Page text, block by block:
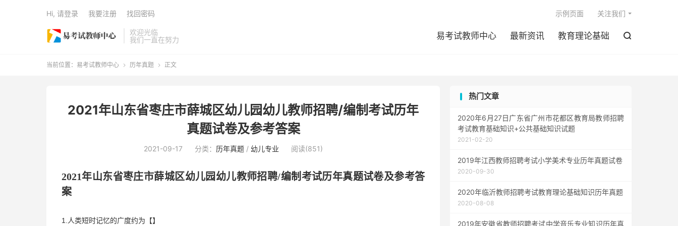
欢迎光临
我们一直在努力
易考试教师中心 最新资讯 教育理论基础 
示例页面 关注我们
Hi, 请登录 我要注册 找回密码
当前位置： 易考试教师中心  历年真题  正文
2021年山东省枣庄市薛城区幼儿园幼儿教师招聘/编制考试历年
真题试卷及参考答案
2021-09-17 分类： 历年真题/ 幼儿专业 阅读(851)
2021年山东省枣庄市薛城区幼儿园幼儿教师招聘/编制考试历年真题试卷及参考答
案
1.人类短时记忆的广度约为【】
热门文章
2020年6月27日广东省广州市花都区教育局教师招聘
考试教育基础知识+公共基础知识试题
2021-02-20
2019年江西教师招聘考试小学美术专业历年真题试卷
2020-09-30
2020年临沂教师招聘考试教育理论基础知识历年真题
2020-08-08
2019年安徽省教师招聘考试中学音乐专业知识历年真